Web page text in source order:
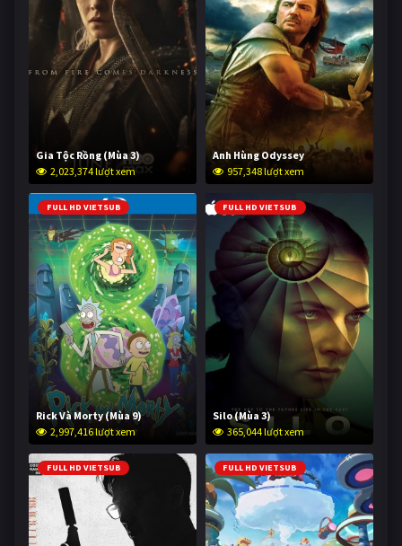
Gia Tộc Rồng (Mùa 3)
2,023,374 lượt xem
Anh Hùng Odyssey
957,348 lượt xem
FULL HD VIETSUB
Rick Và Morty (Mùa 9)
2,997,416 lượt xem
FULL HD VIETSUB
Silo (Mùa 3)
365,044 lượt xem
FULL HD VIETSUB FULL HD VIETSUB